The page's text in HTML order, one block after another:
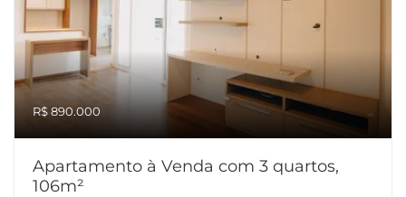
R$ 890.000
Apartamento à Venda com 3 quartos,
106m²